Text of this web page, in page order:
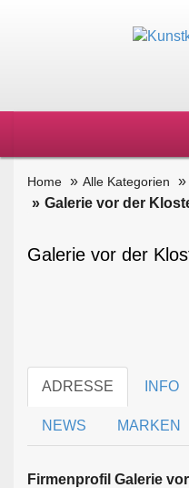
Home Alle Kategorien
Galerie vor der
Galerie vor der
ADRESSE INFO
NEWS MARKEN
Firmen­profil Galerie